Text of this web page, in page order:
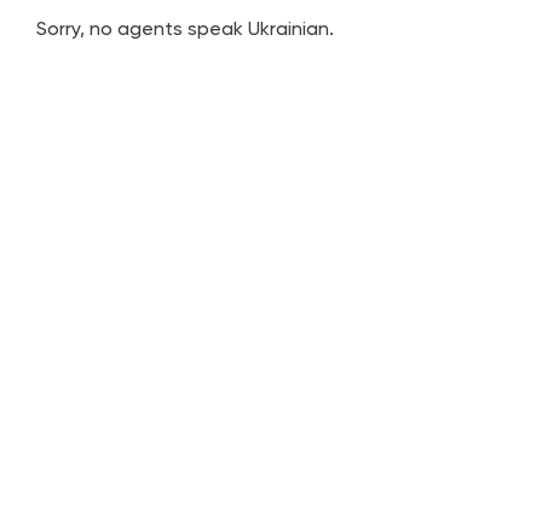
Sorry, no agents speak Ukrainian.